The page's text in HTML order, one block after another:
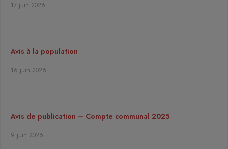
17 juin 2026
Avis à la population
16 juin 2026
Avis de publication – Compte communal 2025
9 juin 2026